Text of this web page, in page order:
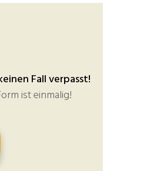
Fall verpasst!
ist einmalig!